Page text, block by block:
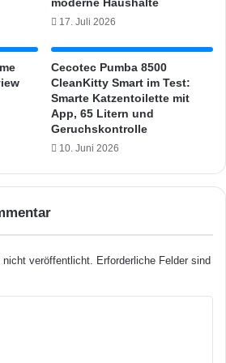
moderne Haushalte
17. Juli 2026
Cecotec Pumba 8500
CleanKitty Smart im Test:
Smarte Katzentoilette mit
App, 65 Litern und
Geruchskontrolle
10. Juni 2026
nicht veröffentlicht. Erforderliche Felder sind